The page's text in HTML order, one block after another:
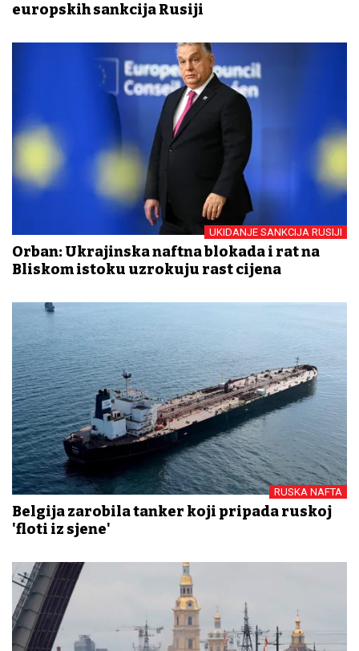
europskih sankcija Rusiji
UKIDANJE SANKCIJA RUSIJI
Orban: Ukrajinska naftna blokada i rat na
Bliskom istoku uzrokuju rast cijena
RUSKA NAFTA
Belgija zarobila tanker koji pripada ruskoj
'floti iz sjene'